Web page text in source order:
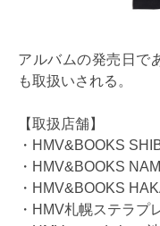
アルバムの発売日で
も取扱いされる。
【取扱店舗】
・HMV&BOOKS
・HMV&BOOKS
・HMV&BOOKS
・HMV札幌ステラプ